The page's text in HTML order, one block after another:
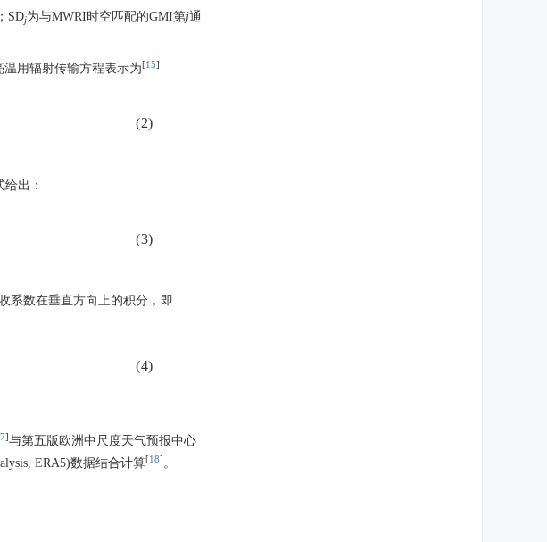
SDj为与MWRI时空匹配的GMI第j通
用辐射传输方程表示为[15]
(2)
给出：
(3)
系数在垂直方向上的积分，即
(4)
]与第五版欧洲中尺度天气预报中心
ERA5)数据结合计算[18] 。